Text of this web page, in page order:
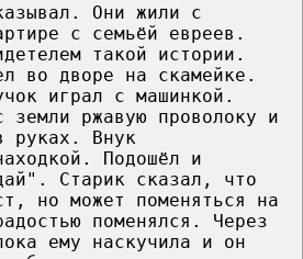
Они жили с
с семьёй евреев.
такой истории.
во дворе на скамейке.
играл с машинкой.
земли ржавую проволоку и
руках. Внук
Подошёл и
Старик сказал, что
но может поменяться на
поменялся. Через
ему наскучила и он